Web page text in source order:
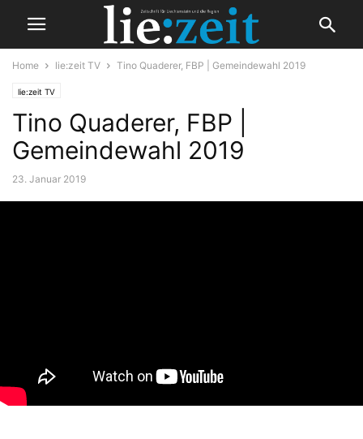
Home lie:zeit TV Tino Quaderer, FBP | Gemeindewahl 2019
lie:zeit TV
Tino Quaderer, FBP |
Gemeindewahl 2019
23. Januar 2019